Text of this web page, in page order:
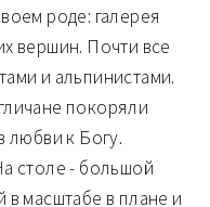
роде: галерея
вершин. Почти все
и альпинистами.
покоряли
любви к Богу.
столе - большой
масштабе в плане и